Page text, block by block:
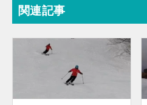
関連記事